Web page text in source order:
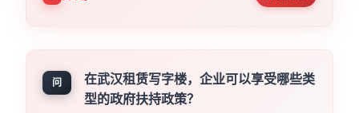
问
在武汉租赁写字楼，企业可以享受哪些类
型的政府扶持政策？